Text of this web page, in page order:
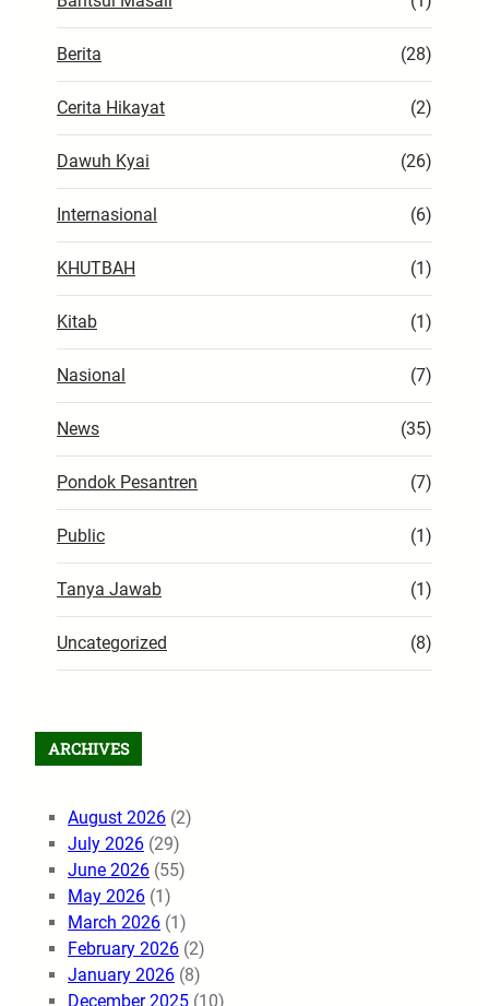
Berita (28)
Cerita Hikayat (2)
Dawuh Kyai (26)
Internasional (6)
KHUTBAH (1)
Kitab (1)
Nasional (7)
News (35)
Pondok Pesantren (7)
Public (1)
Tanya Jawab (1)
Uncategorized (8)
ARCHIVES
August 2026 (2)
July 2026 (29)
June 2026 (55)
May 2026 (1)
March 2026 (1)
February 2026 (2)
January 2026 (8)
December 2025 (10)